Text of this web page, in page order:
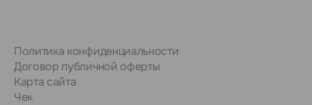
Политика конфиденциальности
Договор публичной оферты
Карта сайта
Чек